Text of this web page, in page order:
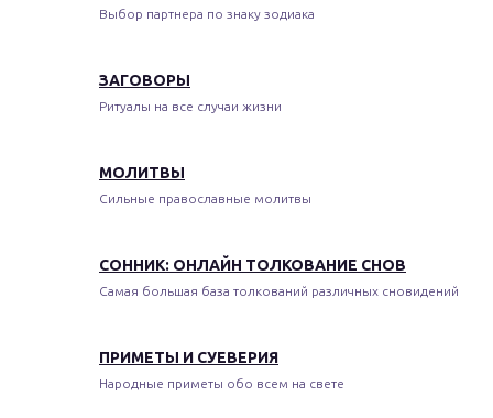
Выбор партнера по знаку зодиака
ЗАГОВОРЫ
Ритуалы на все случаи жизни
МОЛИТВЫ
Сильные православные молитвы
СОННИК: ОНЛАЙН ТОЛКОВАНИЕ СНОВ
Самая большая база толкований различных сновидений
ПРИМЕТЫ И СУЕВЕРИЯ
Народные приметы обо всем на свете